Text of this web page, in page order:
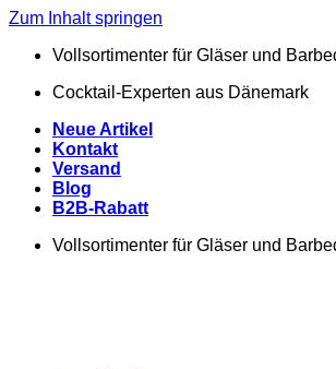
Zum Inhalt springen
Vollsortimenter für Gläser und
Cocktail-Experten aus Dänemark
Neue Artikel
Kontakt
Versand
Blog
B2B-Rabatt
Vollsortimenter für Gläser und